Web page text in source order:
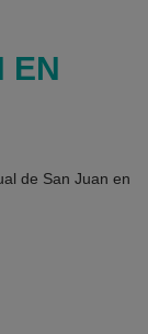
EN
de San Juan en